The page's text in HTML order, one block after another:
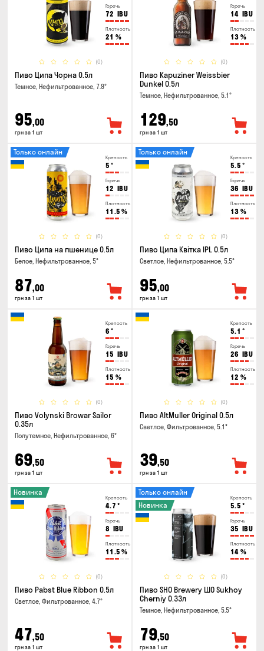
Горечь
72 IBU
Плотность
21 %
(0)
Пиво Ципа Чорна 0.5л
Темное, Нефильтрованное, 7.9°
95,00
грн за 1 шт
Горечь
14 IBU
Плотность
13 %
(0)
Пиво Kapuziner Weissbier
Dunkel 0.5л
Темное, Нефильтрованное, 5.1°
129,50
грн за 1 шт
Крепость
5 °
Горечь
12 IBU
Плотность
11.5 %
(0)
Только онлайн
Пиво Ципа на пшенице 0.5л
Белое, Нефильтрованное, 5°
87,00
грн за 1 шт
Крепость
5.5 °
Горечь
36 IBU
Плотность
13 %
(0)
Только онлайн
Пиво Ципа Квітка IPL 0.5л
Светлое, Нефильтрованное, 5.5°
95,00
грн за 1 шт
Крепость
6 °
Горечь
15 IBU
Плотность
15 %
(0)
Пиво Volynski Browar Sailor
0.35л
Полутемное, Нефильтрованное, 6°
69,50
грн за 1 шт
Крепость
5.1 °
Горечь
26 IBU
Плотность
12 %
(0)
Пиво AltMuller Original 0.5л
Светлое, Фильтрованное, 5.1°
39,50
грн за 1 шт
Крепость
4.7 °
Горечь
8 IBU
Плотность
11.5 %
(0)
Новинка
Пиво Pabst Blue Ribbon 0.5л
Светлое, Фильтрованное, 4.7°
47,50
грн за 1 шт
Крепость
5.5 °
Горечь
35 IBU
Плотность
14 %
(0)
Только онлайн
Новинка
Пиво SHO Brewery ШО Sukhoy
Cherniy 0.33л
Темное, Нефильтрованное, 5.5°
79,50
грн за 1 шт